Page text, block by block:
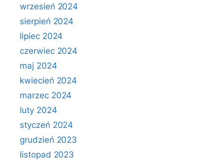
wrzesień 2024
sierpień 2024
lipiec 2024
czerwiec 2024
maj 2024
kwiecień 2024
marzec 2024
luty 2024
styczeń 2024
grudzień 2023
listopad 2023